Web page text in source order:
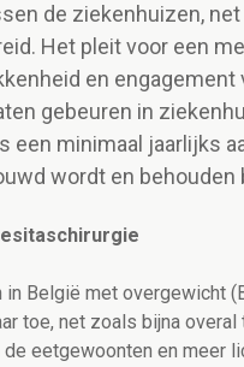
de ziekenhuizen,
Het pleit voor een
en engagement
gebeuren in
een minimaal jaarlijks
wordt en behouden
België met overgewicht
toe, net zoals bijna
eetgewoonten en meer